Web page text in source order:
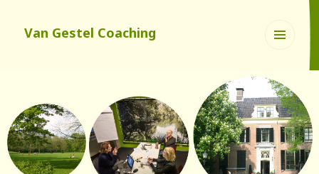
Van Gestel Coaching
widgets